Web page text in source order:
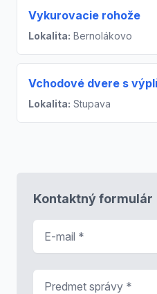
Vykurovacie rohože
Lokalita: Bernolákovo
Vchodové dvere s
Lokalita: Stupava
Kontaktný formulár